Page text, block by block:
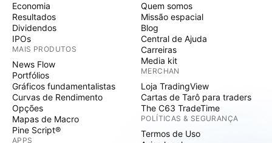
Economia
Resultados
Dividendos
IPOs
MAIS PRODUTOS
News Flow
Portfólios
Gráficos fundamentalistas
Curvas de Rendimento
Opções
Mapas de Macro
Pine Script®
APPS
Quem somos
Missão espacial
Blog
Central de Ajuda
Carreiras
Media kit
MERCHAN
Loja TradingView
Cartas de Tarô para traders
The C63 TradeTime
POLÍTICAS & SEGURANÇA
Termos de Uso